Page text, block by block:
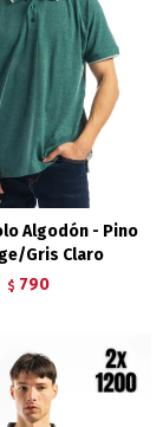
Algodón - Pino
Gris Claro
$ 790